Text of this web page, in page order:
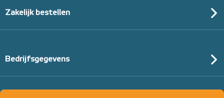
Zakelijk bestellen
Bedrijfsgegevens